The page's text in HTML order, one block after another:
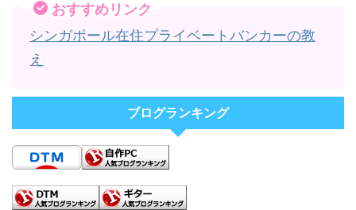
おすすめリンク
シンガポール在住プライベートバンカーの教
え
ブログランキング